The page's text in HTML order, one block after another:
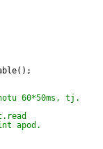
60*50ms, tj. 3
apod.